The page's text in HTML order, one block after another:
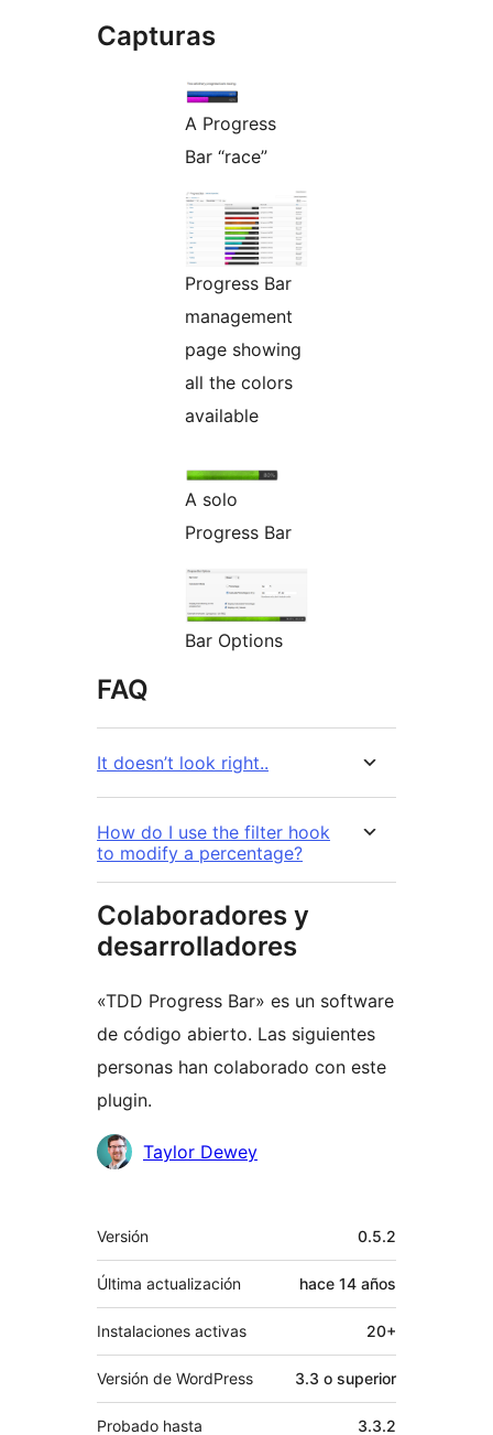
Capturas
A Progress
Bar “race”
Progress Bar
management
page showing
all the colors
available
A solo
Progress Bar
Bar Options
FAQ
It doesn’t look right..
How do I use the filter hook
to modify a percentage?
Colaboradores y
desarrolladores
«TDD Progress Bar» es un software
de código abierto. Las siguientes
personas han colaborado con este
plugin.
Colaboradores
Taylor Dewey
Meta
Versión 0.5.2
Última actualización hace 14 años
Instalaciones activas 20+
Versión de WordPress 3.3 o superior
Probado hasta 3.3.2